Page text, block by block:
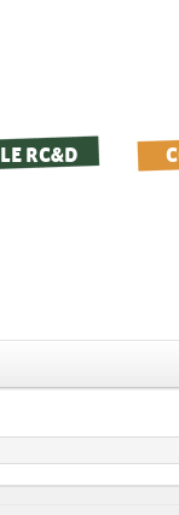
LE RC&D